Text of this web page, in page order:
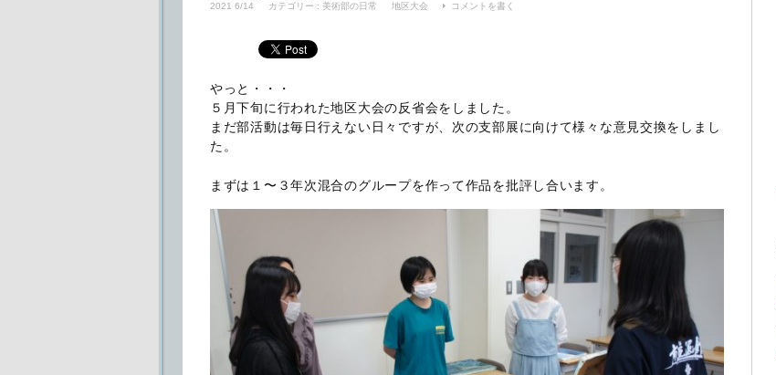
2021 6/14 カテゴリー : 美術部の日常 地区大会 コメントを書く
やっと・・・
５月下旬に行われた地区大会の反省会をしました。
まだ部活動は毎日行えない日々ですが、次の支部展に向けて様々な意見交換をしまし
た。
まずは１〜３年次混合のグループを作って作品を批評し合います。